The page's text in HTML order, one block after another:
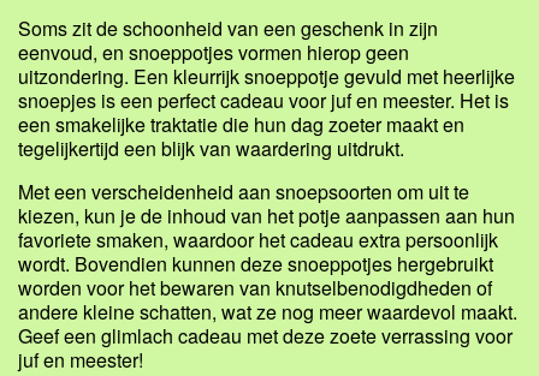
Soms zit de schoonheid van een geschenk in zijn
eenvoud, en snoeppotjes vormen hierop geen
uitzondering. Een kleurrijk snoeppotje gevuld met heerlijke
snoepjes is een perfect cadeau voor juf en meester. Het is
een smakelijke traktatie die hun dag zoeter maakt en
tegelijkertijd een blijk van waardering uitdrukt.
Met een verscheidenheid aan snoepsoorten om uit te
kiezen, kun je de inhoud van het potje aanpassen aan hun
favoriete smaken, waardoor het cadeau extra persoonlijk
wordt. Bovendien kunnen deze snoeppotjes hergebruikt
worden voor het bewaren van knutselbenodigdheden of
andere kleine schatten, wat ze nog meer waardevol maakt.
Geef een glimlach cadeau met deze zoete verrassing voor
juf en meester!